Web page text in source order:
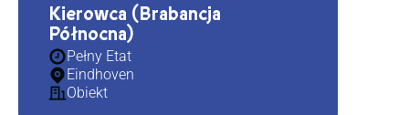
Kierowca (Brabancja
Północna)
Pełny Etat
Eindhoven
Obiekt